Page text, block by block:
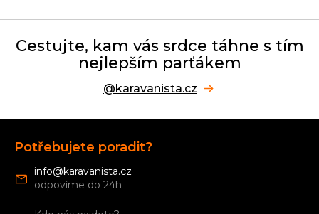
Cestujte, kam vás srdce táhne s tím
nejlepším parťákem
@karavanista.cz
Potřebujete poradit?
info@karavanista.cz